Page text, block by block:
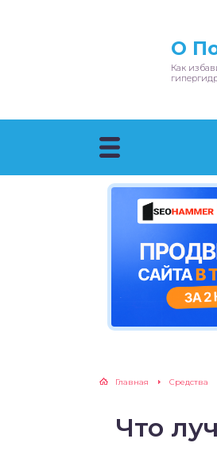
О
Как
Главная Средства
Что